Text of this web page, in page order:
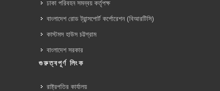
ঢাকা পরিবহন সমন্বয় কর্তৃপক্ষ
বাংলাদেশ রোড ট্রান্সপোর্ট কর্পোরেশন (বিআরটিসি)
কাস্টমস হাউস চট্টগ্রাম
বাংলাদেশ সরকার
গুরুত্বপূর্ণ লিংক
রাষ্ট্রপতির কার্যালয়